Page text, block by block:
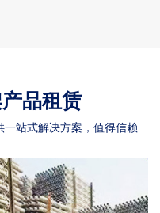
品租赁
站式解决方案，值得信赖